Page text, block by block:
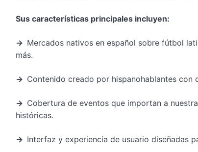
Sus características principales incluyen:
→ Mercados nativos en español sobre fútbol
más.
→ Contenido creado por hispanohablantes
→ Cobertura de eventos que importan a
históricas.
→ Interfaz y experiencia de usuario diseñadas